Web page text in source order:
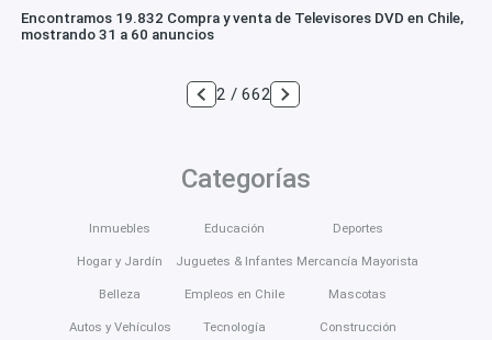
Encontramos 19.832 Compra y venta de Televisores DVD en Chile,
mostrando 31 a 60 anuncios
2 / 662
Categorías
Inmuebles
Hogar y Jardín
Belleza
Autos y Vehículos
Educación
Juguetes & Infantes
Empleos en Chile
Tecnología
Deportes
Mercancía Mayorista
Mascotas
Construcción